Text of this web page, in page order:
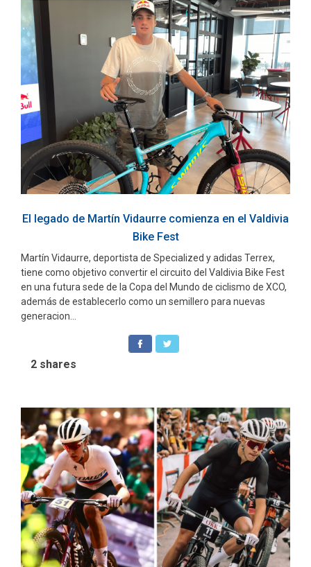
El legado de Martín Vidaurre comienza en el Valdivia
Bike Fest
Martín Vidaurre, deportista de Specialized y adidas Terrex,
tiene como objetivo convertir el circuito del Valdivia Bike Fest
en una futura sede de la Copa del Mundo de ciclismo de XCO,
además de establecerlo como un semillero para nuevas
generacion...
2 shares